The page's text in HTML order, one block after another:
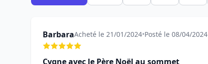
BarbaraAcheté le 21/01/2024•Posté le 08/04/2024
Cygne avec le Père Noël au sommet